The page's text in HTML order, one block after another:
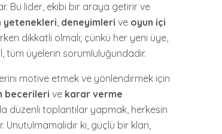
Bu lider, ekibi bir araya getirir ve
yetenekleri, deneyimleri ve oyun içi
dikkatli olmalı; çünkü her yeni üye,
tüm üyelerin sorumluluğundadır.
motive etmek ve yönlendirmek için
becerileri ve karar verme
düzenli toplantılar yapmak, herkesin
ki, güçlü bir klan,